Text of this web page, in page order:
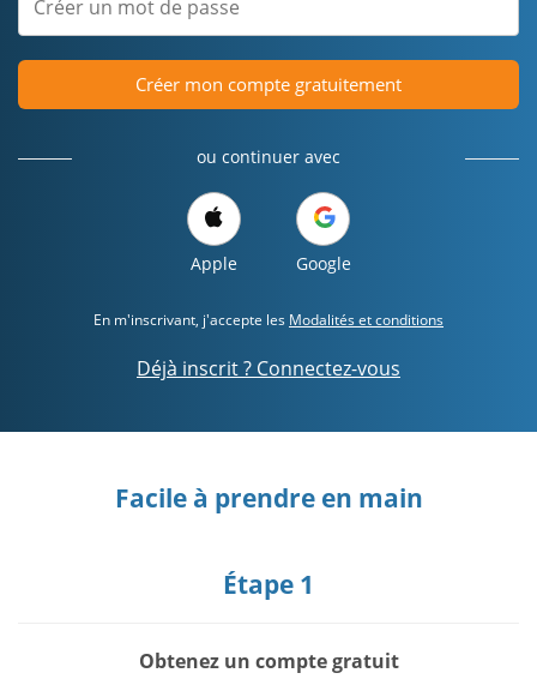
Créer mon compte gratuitement
ou continuer avec
Apple Google
En m'inscrivant, j'accepte les Modalités et conditions
Déjà inscrit ? Connectez-vous
Facile à prendre en main
Étape 1
Obtenez un compte gratuit